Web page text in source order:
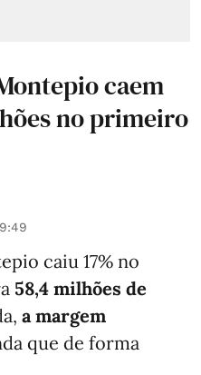
caem
no primeiro
caiu 17% no
58,4 milhões de
a margem
que de forma